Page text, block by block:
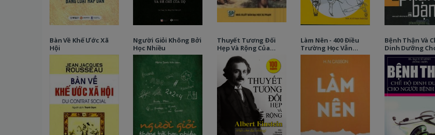
Bàn Về Khế Ước Xã
Hội
Người Giỏi Không Bởi
Học Nhiều
Thuyết Tương Đối
Hẹp Và Rộng Của
Albert Einstein
Làm Nên - 400 Điều
Trường Học Vẫn
Không Dạy Bạn
Bệnh Thận Và
Dinh Dưỡng
Người Bệnh